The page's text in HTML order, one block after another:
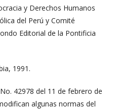
y Derechos Humanos
del Perú y Comité
Editorial de la Pontificia
1991.
42978 del 11 de febrero de
algunas normas del